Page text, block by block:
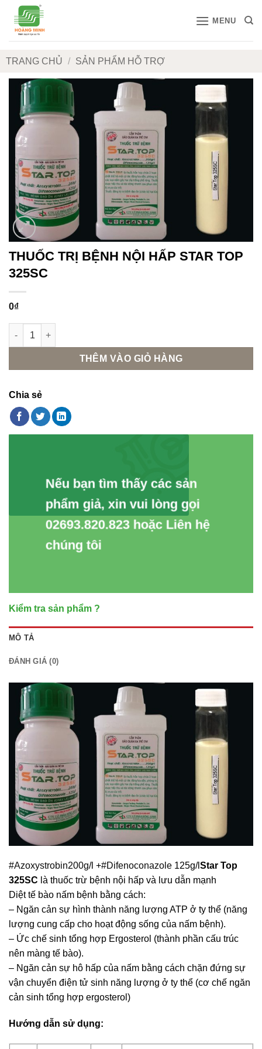
qua
MENU
TRANG CHỦ / SẢN PHẨM HỖ TRỢ
THUỐC TRỊ BỆNH NỘI HẤP STAR TOP
325SC
0₫
THUỐC TRỊ BỆNH NỘI HẤP STAR TOP 325SC số lượng
THÊM VÀO GIỎ HÀNG
Chia sẻ
Nếu bạn tìm thấy các sản
phẩm giả, xin vui lòng gọi
02693.820.823 hoặc Liên hệ
chúng tôi
Kiểm tra sản phẩm ?
MÔ TẢ
ĐÁNH GIÁ (0)
#Azoxystrobin200g/l +#Difenoconazole 125g/lStar Top
325SC là thuốc trừ bệnh nội hấp và lưu dẫn mạnh
Diệt tế bào nấm bệnh bằng cách:
– Ngăn cản sự hình thành năng lượng ATP ở ty thể (năng
lượng cung cấp cho hoạt động sống của nấm bệnh).
– Ức chế sinh tổng hợp Ergosterol (thành phần cấu trúc
nên màng tế bào).
– Ngăn cản sự hô hấp của nấm bằng cách chặn đứng sự
vận chuyển điện tử sinh năng lượng ở ty thể (cơ chế ngăn
cản sinh tổng hợp ergosterol)
Hướng dẫn sử dụng: